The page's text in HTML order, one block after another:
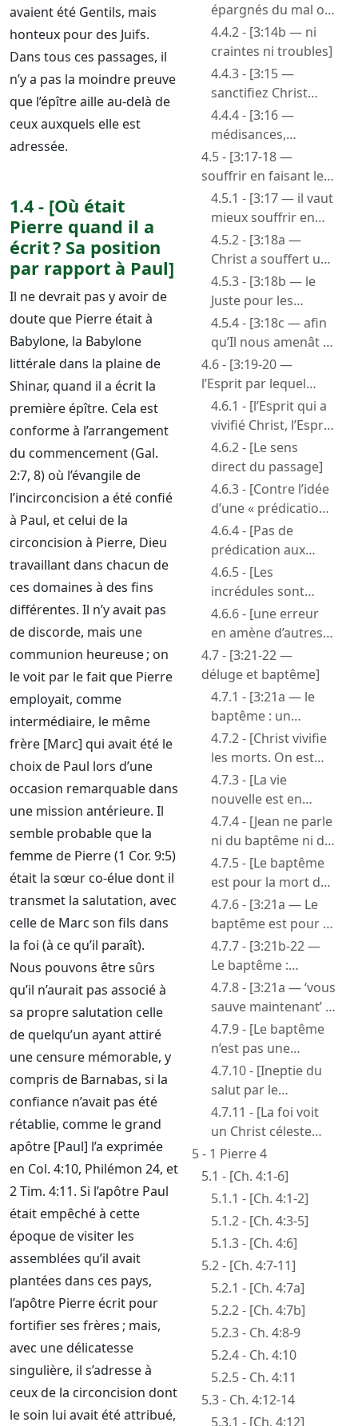
avaient été Gentils, mais
honteux pour des Juifs.
Dans tous ces passages, il
n’y a pas la moindre preuve
que l’épître aille au-delà de
ceux auxquels elle est
adressée.
1.4 - [Où était
Pierre quand il a
écrit ? Sa position
par rapport à Paul]
Il ne devrait pas y avoir de
doute que Pierre était à
Babylone, la Babylone
littérale dans la plaine de
Shinar, quand il a écrit la
première épître. Cela est
conforme à l’arrangement
du commencement (Gal.
2:7, 8) où l’évangile de
l’incirconcision a été confié
à Paul, et celui de la
circoncision à Pierre, Dieu
travaillant dans chacun de
ces domaines à des fins
différentes. Il n’y avait pas
de discorde, mais une
communion heureuse ; on
le voit par le fait que Pierre
employait, comme
intermédiaire, le même
frère [Marc] qui avait été le
choix de Paul lors d’une
occasion remarquable dans
une mission antérieure. Il
semble probable que la
femme de Pierre (1 Cor. 9:5)
était la sœur co-élue dont il
transmet la salutation, avec
celle de Marc son fils dans
la foi (à ce qu’il paraît).
Nous pouvons être sûrs
qu’il n’aurait pas associé à
sa propre salutation celle
de quelqu’un ayant attiré
une censure mémorable, y
compris de Barnabas, si la
confiance n’avait pas été
rétablie, comme le grand
apôtre [Paul] l’a exprimée
en Col. 4:10, Philémon 24, et
2 Tim. 4:11. Si l’apôtre Paul
était empêché à cette
époque de visiter les
assemblées qu’il avait
plantées dans ces pays,
l’apôtre Pierre écrit pour
fortifier ses frères ; mais,
avec une délicatesse
singulière, il s’adresse à
ceux de la circoncision dont
le soin lui avait été attribué,
épargnés du mal ou
souffrant pour la
justice]
4.4.2 - [3:14b — ni
craintes ni troubles]
4.4.3 - [3:15 —
sanctifiez Christ
comme Seigneur
dans vos cœurs…
donnant raison de
l’espérance]
4.4.4 - [3:16 —
médisances,
calomnies,
souffrances du fait
de Satan chef de ce
monde]
4.5 - [3:17-18 —
souffrir en faisant le
bien]
4.5.1 - [3:17 — il vaut
mieux souffrir en
faisant le bien, qu’en
faisant le mal]
4.5.2 - [3:18a —
Christ a souffert une
fois pour les
péchés]
4.5.3 - [3:18b — le
Juste pour les
injustes]
4.5.4 - [3:18c — afin
qu’Il nous amenât à
Dieu]
4.6 - [3:19-20 —
l’Esprit par lequel
Christ est allé prêché]
4.6.1 - [l’Esprit qui a
vivifié Christ, l’Esprit
par lequel Christ a
prêché]
4.6.2 - [Le sens
direct du passage]
4.6.3 - [Contre l’idée
d’une « prédication
de Christ aux
enfers »]
4.6.4 - [Pas de
prédication aux
saints décédés, mais
contraste entre les
croyants et les
désobéissants]
4.6.5 - [Les
incrédules sont
comme les
désobéissants du
temps du déluge qui
ont rejetés les
avertissements de
l’Esprit de Christ]
4.6.6 - [une erreur
en amène d’autres
et contribue à nier
les réalités de l’Au-
delà]
4.7 - [3:21-22 —
déluge et baptême]
4.7.1 - [3:21a — le
baptême : un
antitype = une
figure]
4.7.2 - [Christ vivifie
les morts. On est
régénéré par la
Parole de Dieu. La
Parole est annoncée
par l’Esprit]
4.7.3 - [La vie
nouvelle est en
Christ. C’est une
erreur de l’attribuer
au baptême]
4.7.4 - [Jean ne parle
ni du baptême ni de
la Cène — Jean 3 et
6]
4.7.5 - [Le baptême
est pour la mort de
Christ, pas pour Sa
vie]
4.7.6 - [3:21a — Le
baptême est pour la
rémission des
péchés ; il
représente le
passage à une
nouvelle position de
salut par la
résurrection de
Christ]
4.7.7 - [3:21b-22 —
Le baptême :
‘demande à Dieu
d’une bonne
conscience’ par ceux
qui sont sauvés.
Démonstration de
notre acquittement
par la gloire de
Christ]
4.7.8 - [3:21a — ‘vous
sauve maintenant’ :
le salut présent
comme en Héb.
11:7]
4.7.9 - [Le baptême
n’est pas une
garantie — Ce que
Paul en dit en 1
Corinthiens]
4.7.10 - [Ineptie du
salut par le
baptême]
4.7.11 - [La foi voit
un Christ céleste
dans la gloire et
c’est là qu’est notre
part]
5 - 1 Pierre 4
5.1 - [Ch. 4:1-6]
5.1.1 - [Ch. 4:1-2]
5.1.2 - [Ch. 4:3-5]
5.1.3 - [Ch. 4:6]
5.2 - [Ch. 4:7-11]
5.2.1 - [Ch. 4:7a]
5.2.2 - [Ch. 4:7b]
5.2.3 - Ch. 4:8-9
5.2.4 - Ch. 4:10
5.2.5 - Ch. 4:11
5.3 - Ch. 4:12-14
5.3.1 - [Ch. 4:12]